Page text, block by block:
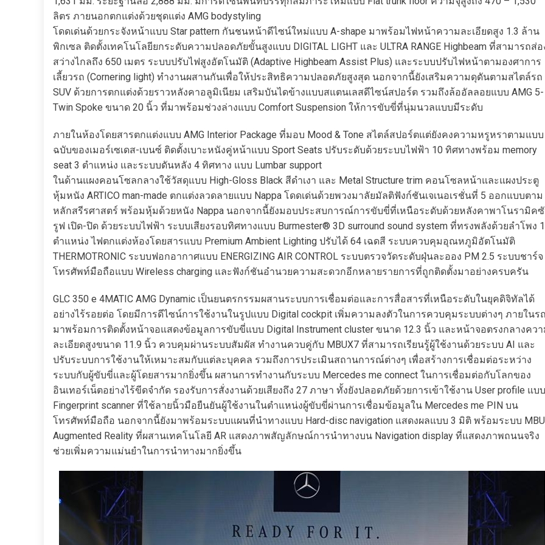
ลิตร ภายนอกตกแต่งด้วยชุดแต่ง AMG bodystyling
โดดเด่นด้วยกระจังหน้าแบบ Star pattern กันชนหน้าดีไซน์ใหม่แบบ A-shape มาพร้อมไฟหน้าความละเอียดสูง 1.3 ล้าน
พิกเซล ติดตั้งเทคโนโลยียกระดับความปลอดภัยขั้นสูงแบบ DIGITAL LIGHT และ ULTRA RANGE Highbeam ที่สามารถส่อ
สว่างไกลถึง 650 เมตร ระบบปรับไฟสูงอัตโนมัติ (Adaptive Highbeam Assist Plus) และระบบปรับไฟหน้าตามองศาการ
เลี้ยวรถ (Cornering light) ทำงานผสานกันเพื่อให้ประสิทธิความปลอดภัยสูงสุด นอกจากนี้ยังเสริมความดุดันตามสไตล์รถ
SUV ด้วยการตกแต่งด้วยราวหลังคาอลูมิเนียม เสริมบันไดข้างแบบสแตนเลสดีไซน์สปอร์ต รวมถึงล้ออัลลอยแบบ AMG 5-
Twin Spoke ขนาด 20 นิ้ว ที่มาพร้อมช่วงล่างแบบ Comfort Suspension ให้การขับขี่ที่นุ่มนวลแบบมีระดับ
ภายในห้องโดยสารตกแต่งแบบ AMG Interior Package ที่มอบ Mood & Tone สไตล์สปอร์ตแต่ยังคงความหรูหราตามแบบ
ฉบับของเมอร์เซเดส-เบนซ์ ติดตั้งเบาะหนังคู่หน้าแบบ Sport Seats ปรับระดับด้วยระบบไฟฟ้า 10 ทิศทางพร้อม memory
seat 3 ตำแหน่ง และระบบดันหลัง 4 ทิศทาง แบบ Lumbar support
ในด้านแผงคอนโซลกลางใช้วัสดุแบบ High-Gloss Black สีดำเงา และ Metal Structure trim คอนโซลหน้าและแผงประตู
หุ้มหนัง ARTICO man-made ตกแต่งลวดลายแบบ Nappa โดดเด่นด้วยพวงมาลัยมัลติฟังก์ชันเจเนอเรชั่นที่ 5 ออกแบบตาม
หลักสรีรศาสตร์ พร้อมหุ้มด้วยหนัง Nappa นอกจากนี้ยังมอบประสบการณ์การขับขี่ที่เหนือระดับด้วยหลังคาพาโนรามิค
รูฟ เปิด-ปิด ด้วยระบบไฟฟ้า ระบบเสียงรอบทิศทางแบบ Burmester® 3D surround sound system ที่ทรงพลังด้วยลำโพง
ตำแหน่ง ไฟตกแต่งห้องโดยสารแบบ Premium Ambient Lighting ปรับได้ 64 เฉดสี ระบบควบคุมอุณหภูมิอัตโนมัติ
THERMOTRONIC ระบบฟอกอากาศแบบ ENERGIZING AIR CONTROL ระบบตรวจวัดระดับฝุ่นละออง PM 2.5 ระบบชาร์จ
โทรศัพท์มือถือแบบ Wireless charging และฟังก์ชันอำนวยความสะดวกอีกหลายรายการที่ถูกติดตั้งมาอย่างครบครัน
GLC 350 e 4MATIC AMG Dynamic เป็นยนตรกรรมผสานระบบการเชื่อมต่อและการสื่อสารที่เหนือระดับในยุคดิจิทัลได้
อย่างไร้รอยต่อ โดยมีการดีไซน์การใช้งานในรูปแบบ Digital cockpit เพิ่มความลงตัวในการควบคุมระบบต่างๆ ภายในรถ
มาพร้อมการติดตั้งหน้าจอแสดงข้อมูลการขับขี่แบบ Digital Instrument cluster ขนาด 12.3 นิ้ว และหน้าจอตรงกลางควา
ละเอียดสูงขนาด 11.9 นิ้ว ควบคุมผ่านระบบสัมผัส ทำงานควบคู่กับ MBUX7 ที่สามารถเรียนรู้ผู้ใช้งานด้วยระบบ AI และ
ปรับระบบการใช้งานให้เหมาะสมกับแต่ละบุคคล รวมถึงการประเมินสถานการณ์ต่างๆ เพื่อสร้างการเชื่อมต่อระหว่าง
ระบบกับผู้ขับขี่และผู้โดยสารมากยิ่งขึ้น ผสานการทำงานกับระบบ Mercedes me connect ในการเชื่อมต่อกับโลกของ
อินเทอร์เน็ตอย่างไร้ขีดจำกัด รองรับการสั่งงานด้วยเสียงถึง 27 ภาษา ทั้งยังปลอดภัยด้วยการเข้าใช้งาน User profile แบบ
Fingerprint scanner ที่ใช้ลายนิ้วมือยืนยันผู้ใช้งานในตำแหน่งผู้ขับขี่ผ่านการเชื่อมข้อมูลใน Mercedes me PIN บน
โทรศัพท์มือถือ นอกจากนี้ยังมาพร้อมระบบแผนที่นำทางแบบ Hard-disc navigation แสดงผลแบบ 3 มิติ พร้อมระบบ
Augmented Reality ที่ผสานเทคโนโลยี AR แสดงภาพสัญลักษณ์การนำทางบน Navigation display ที่แสดงภาพถนนจริง
ช่วยเพิ่มความแม่นยำในการนำทางมากยิ่งขึ้น